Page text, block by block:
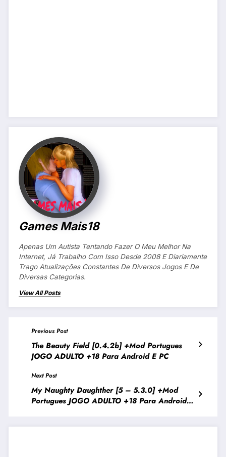
Games Mais18
Apenas Um Autista Tentando Fazer O Meu Melhor Na
Internet, Já Trabalho Com Isso Desde 2008 E Diariamente
Trago Atualizações Constantes De Diversos Jogos E De
Diversas Categorias.
View All Posts
Previous Post
The Beauty Field [0.4.2b] +Mod Portugues
JOGO ADULTO +18 Para Android E PC
Next Post
My Naughty Daughther [5 – 5.3.0] +Mod
Portugues JOGO ADULTO +18 Para Android E